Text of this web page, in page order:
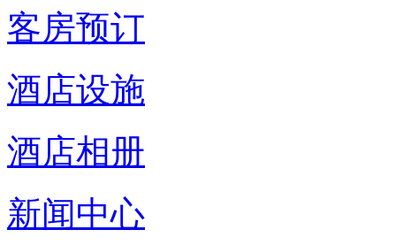
客房预订
酒店设施
酒店相册
新闻中心